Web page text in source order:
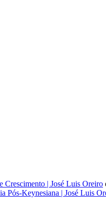
Crescimento | José Luis Oreiro
Pós-Keynesiana | José Luis